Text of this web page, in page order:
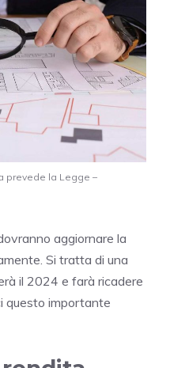
prevede la Legge –
aggiornare la
Si tratta di una
il 2024 e farà ricadere
questo importante